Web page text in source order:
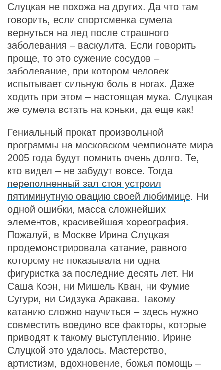
Слуцкая не похожа на других. Да что там
говорить, если спортсменка сумела
вернуться на лед после страшного
заболевания – васкулита. Если говорить
проще, то это сужение сосудов –
заболевание, при котором человек
испытывает сильную боль в ногах. Даже
ходить при этом – настоящая мука. Слуцкая
же сумела встать на коньки, да еще как!
Гениальный прокат произвольной
программы на московском чемпионате мира
2005 года будут помнить очень долго. Те,
кто видел – не забудут вовсе. Тогда
переполненный зал стоя устроил
пятиминутную овацию своей любимице. Ни
одной ошибки, масса сложнейших
элементов, красивейшая хореография.
Пожалуй, в Москве Ирина Слуцкая
продемонстрировала катание, равного
которому не показывала ни одна
фигуристка за последние десять лет. Ни
Саша Коэн, ни Мишель Кван, ни Фумие
Сугури, ни Сидзука Аракава. Такому
катанию сложно научиться – здесь нужно
совместить воедино все факторы, которые
приводят к такому выступлению. Ирине
Слуцкой это удалось. Мастерство,
артистизм, вдохновение, божья помощь –